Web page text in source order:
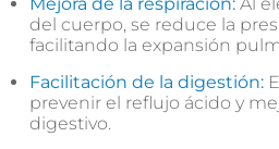
del cuerpo, se reduce la
facilitando la expansión
Facilitación de la digestión:
prevenir el reflujo ácido y
digestivo.